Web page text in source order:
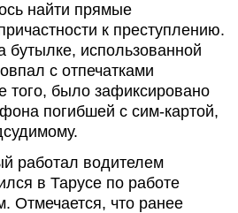
найти прямые
к преступлению.
бутылке, использованной
с отпечатками
того, было зафиксировано
погибшей с сим-картой,
работал водителем
в Тарусе по работе
Отмечается, что ранее